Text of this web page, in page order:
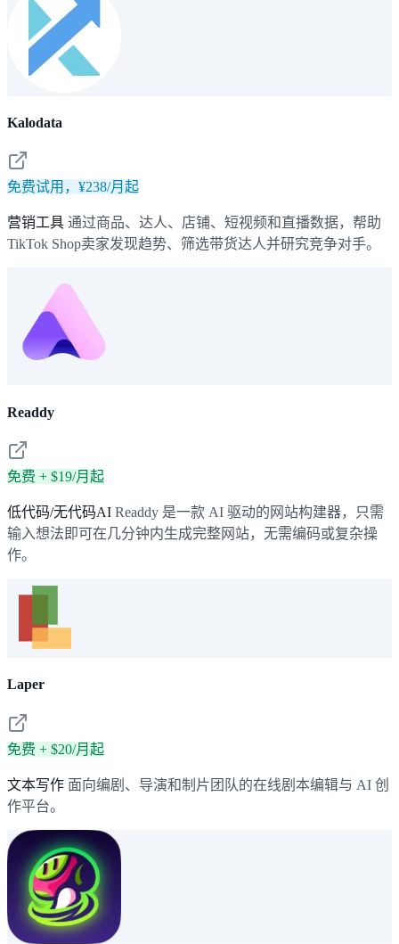
Kalodata
免费试用，¥238/月起
营销工具 通过商品、达人、店铺、短视频和直播数据，帮助
TikTok Shop卖家发现趋势、筛选带货达人并研究竞争对手。
Readdy
免费 + $19/月起
低代码/无代码AI Readdy 是一款 AI 驱动的网站构建器，只需
输入想法即可在几分钟内生成完整网站，无需编码或复杂操
作。
Laper
免费 + $20/月起
文本写作 面向编剧、导演和制片团队的在线剧本编辑与 AI 创
作平台。